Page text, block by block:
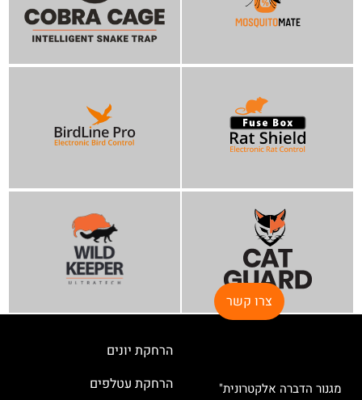
צרו קשר
מגנור הדברה אלקטרונית"
הרחקת יונים
הרחקת עטלפים